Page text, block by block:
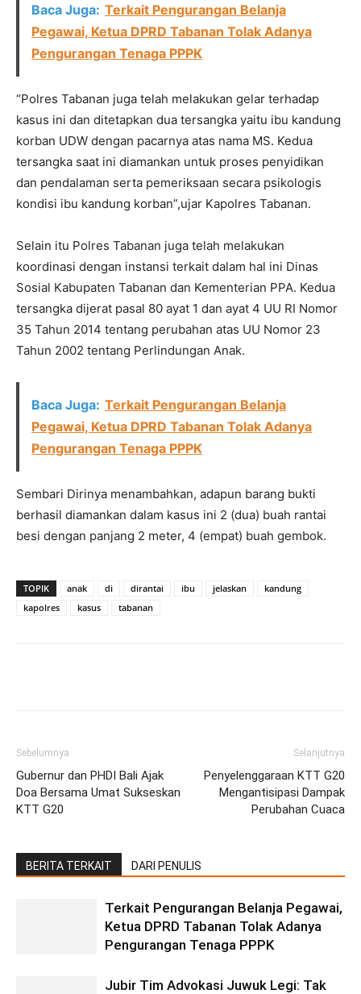
Baca Juga: Terkait Pengurangan Belanja
Pegawai, Ketua DPRD Tabanan Tolak Adanya
Pengurangan Tenaga PPPK
“Polres Tabanan juga telah melakukan gelar terhadap
kasus ini dan ditetapkan dua tersangka yaitu ibu kandung
korban UDW dengan pacarnya atas nama MS. Kedua
tersangka saat ini diamankan untuk proses penyidikan
dan pendalaman serta pemeriksaan secara psikologis
kondisi ibu kandung korban”,ujar Kapolres Tabanan.
Selain itu Polres Tabanan juga telah melakukan
koordinasi dengan instansi terkait dalam hal ini Dinas
Sosial Kabupaten Tabanan dan Kementerian PPA. Kedua
tersangka dijerat pasal 80 ayat 1 dan ayat 4 UU RI Nomor
35 Tahun 2014 tentang perubahan atas UU Nomor 23
Tahun 2002 tentang Perlindungan Anak.
Baca Juga: Terkait Pengurangan Belanja
Pegawai, Ketua DPRD Tabanan Tolak Adanya
Pengurangan Tenaga PPPK
Sembari Dirinya menambahkan, adapun barang bukti
berhasil diamankan dalam kasus ini 2 (dua) buah rantai
besi dengan panjang 2 meter, 4 (empat) buah gembok.
TOPIK anak di dirantai ibu jelaskan
kandung
kapolres
kasus tabanan
Sebelumnya
Gubernur dan PHDI Bali Ajak
Doa Bersama Umat Sukseskan
KTT G20
Selanjutnya
Penyelenggaraan KTT G20
Mengantisipasi Dampak
Perubahan Cuaca
BERITA TERKAIT DARI PENULIS
Terkait Pengurangan Belanja Pegawai,
Ketua DPRD Tabanan Tolak Adanya
Pengurangan Tenaga PPPK
Jubir Tim Advokasi Juwuk Legi: Tak